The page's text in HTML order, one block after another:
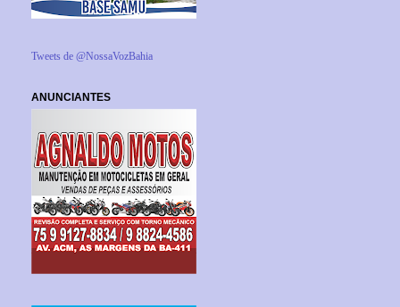
Tweets de @NossaVozBahia
ANUNCIANTES